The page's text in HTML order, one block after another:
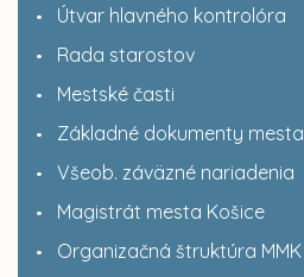
Útvar hlavného kontrolóra
Rada starostov
Mestské časti
Základné dokumenty mesta
Všeob. záväzné nariadenia
Magistrát mesta Košice
Organizačná štruktúra MMK